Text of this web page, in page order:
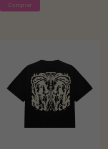
Comprar